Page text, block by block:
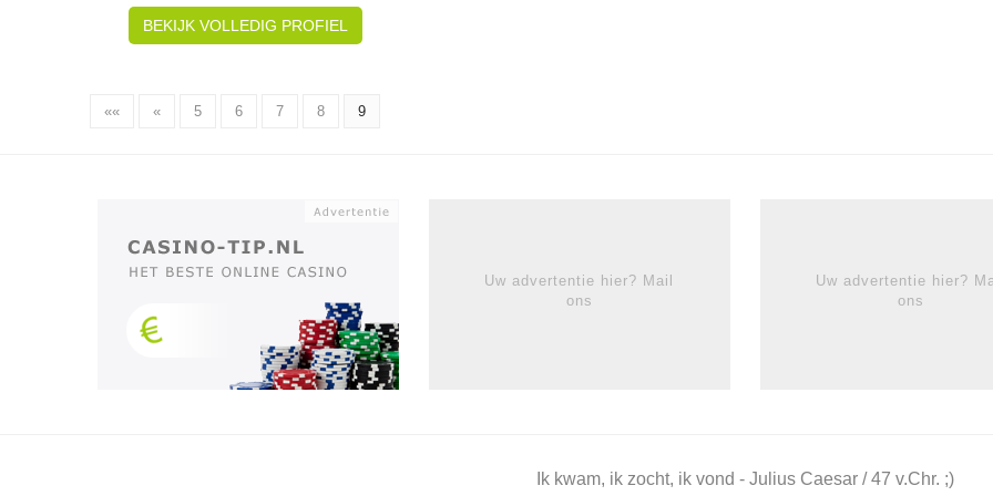
BEKIJK VOLLEDIG PROFIEL
«« « 5 6 7 8 9
Uw advertentie hier? Mail
ons
Uw advertentie hier?
ons
Ik kwam, ik zocht, ik vond - Julius Caesar / 47 v.Chr. ;)